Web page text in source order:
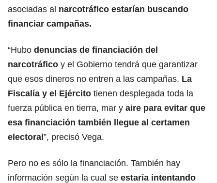
asociadas al narcotráfico estarían buscando
financiar campañas.
“Hubo denuncias de financiación del
narcotráfico y el Gobierno tendrá que garantizar
que esos dineros no entren a las campañas. La
Fiscalía y el Ejército tienen desplegada toda la
fuerza pública en tierra, mar y aire para evitar que
esa financiación también llegue al certamen
electoral”, precisó Vega.
Pero no es sólo la financiación. También hay
información según la cual se estaría intentando